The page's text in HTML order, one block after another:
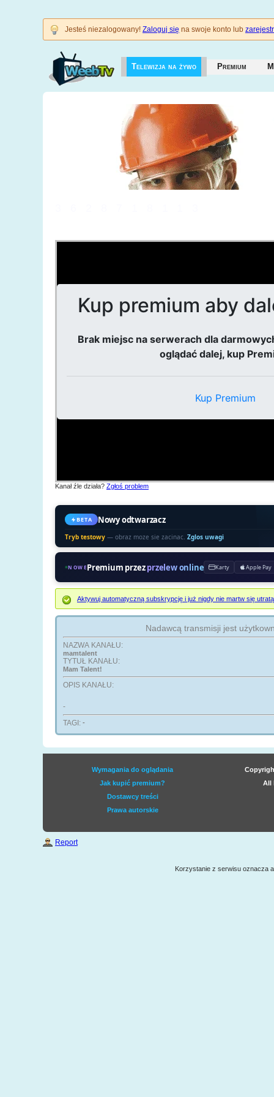
Jesteś niezalogowany! Zaloguj się na swoje konto lub
Telewizja na żywo Premium
Kanał źle działa? Zgłoś problem
BETA Nowy odtwarzacz
Tryb testowy — obraz moze sie zacinac. Zglos uwagi
NOWEPremium przezprzelew online Karty Apple Pay
Aktywuj automatyczną subskrypcję i już nigdy nie martw się
Nadawcą transmisji jest
NAZWA KANAŁU:
mamtalent
TYTUŁ KANAŁU:
Mam Talent!
OPIS KANAŁU:
-
TAGI: -
Wymagania do oglądania
Jak kupić premium?
Dostawcy treści
Prawa autorskie
All
Report
Korzystanie z serwisu oznacza